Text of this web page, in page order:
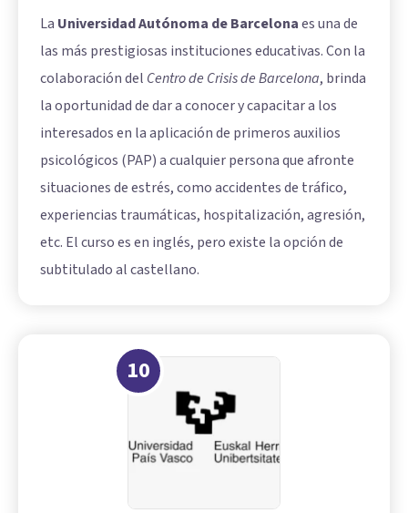
La Universidad Autónoma de Barcelonaes una de
las más prestigiosas instituciones educativas. Con la
colaboración del Centro de Crisis de Barcelona, brinda
la oportunidad de dar a conocer y capacitar a los
interesados en la aplicación de primeros auxilios
psicológicos (PAP) a cualquier persona que afronte
situaciones de estrés, como accidentes de tráfico,
experiencias traumáticas, hospitalización, agresión,
etc. El curso es en inglés, pero existe la opción de
subtitulado al castellano.
10